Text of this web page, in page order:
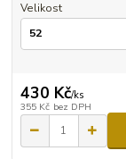
Velikost
430 Kč/ks
355 Kč bez DPH